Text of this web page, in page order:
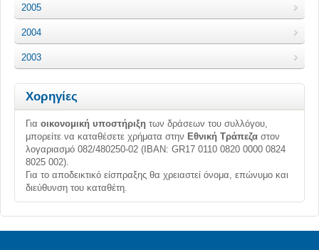
2005
2004
2003
Χορηγίες
Για οικονομική υποστήριξη των δράσεων του συλλόγου,
μπορείτε να καταθέσετε χρήματα στην Εθνική Τράπεζα στον
λογαριασμό 082/480250-02 (ΙΒΑΝ: GR17 0110 0820 0000 0824
8025 002).
Για το αποδεικτικό είσπραξης θα χρειαστεί όνομα, επώνυμο και
διεύθυνση του καταθέτη.